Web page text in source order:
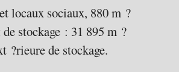
locaux sociaux, 880 m ?
stockage : 31 895 m ?
?rieure de stockage.